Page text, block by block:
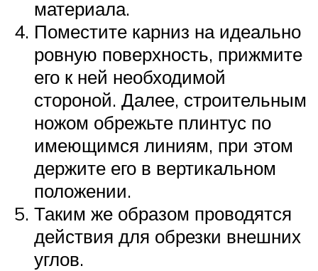
материала.
Поместите карниз на идеально
ровную поверхность, прижмите
его к ней необходимой
стороной. Далее, строительным
ножом обрежьте плинтус по
имеющимся линиям, при этом
держите его в вертикальном
положении.
Таким же образом проводятся
действия для обрезки внешних
углов.